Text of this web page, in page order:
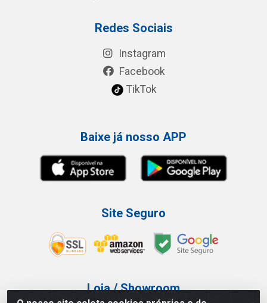
Redes Sociais
Instagram
Facebook
TikTok
Baixe já nosso APP
Site Seguro
Loja / Showroom